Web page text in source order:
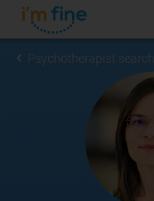
Psychotherapist search